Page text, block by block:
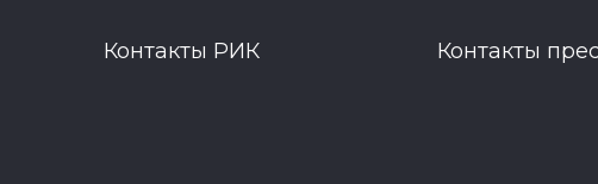
Контакты РИК Контакты